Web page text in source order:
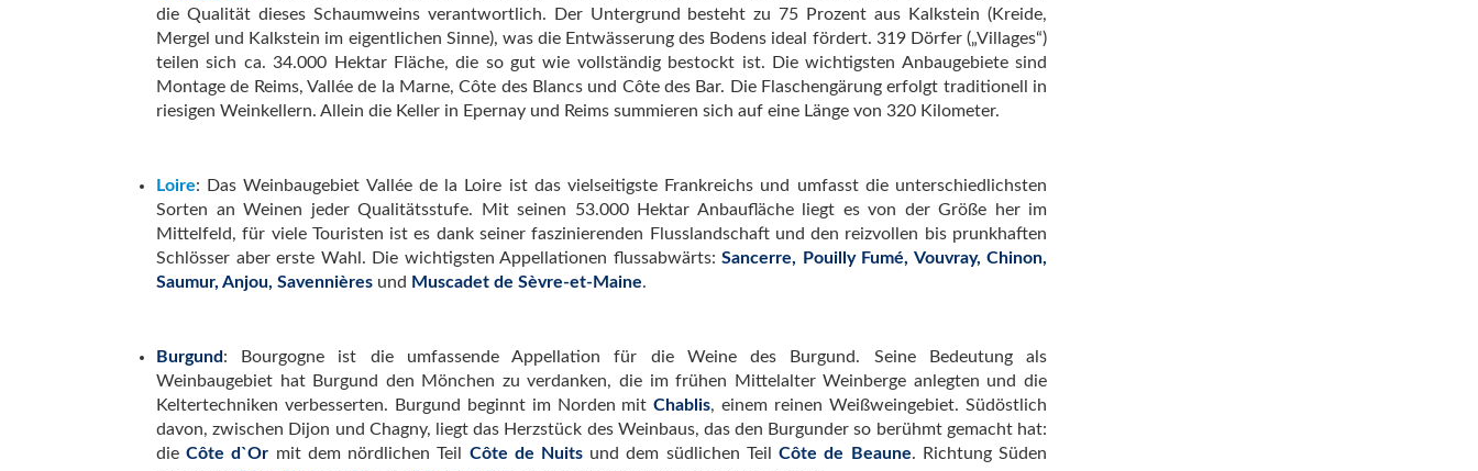
die Qualität dieses Schaumweins verantwortlich. Der Untergrund besteht zu 75 Prozent aus Kalkstein (Kreide,
Mergel und Kalkstein im eigentlichen Sinne), was die Entwässerung des Bodens ideal fördert. 319 Dörfer („Villages“)
teilen sich ca. 34.000 Hektar Fläche, die so gut wie vollständig bestockt ist. Die wichtigsten Anbaugebiete sind
Montage de Reims, Vallée de la Marne, Côte des Blancs und Côte des Bar. Die Flaschengärung erfolgt traditionell in
riesigen Weinkellern. Allein die Keller in Epernay und Reims summieren sich auf eine Länge von 320 Kilometer.
Loire: Das Weinbaugebiet Vallée de la Loire ist das vielseitigste Frankreichs und umfasst die unterschiedlichsten
Sorten an Weinen jeder Qualitätsstufe. Mit seinen 53.000 Hektar Anbaufläche liegt es von der Größe her im
Mittelfeld, für viele Touristen ist es dank seiner faszinierenden Flusslandschaft und den reizvollen bis prunkhaften
Schlösser aber erste Wahl. Die wichtigsten Appellationen flussabwärts: Sancerre, Pouilly Fumé, Vouvray, Chinon,
Saumur, Anjou, Savennières und Muscadet de Sèvre-et-Maine.
Burgund: Bourgogne ist die umfassende Appellation für die Weine des Burgund. Seine Bedeutung als
Weinbaugebiet hat Burgund den Mönchen zu verdanken, die im frühen Mittelalter Weinberge anlegten und die
Keltertechniken verbesserten. Burgund beginnt im Norden mitChablis, einem reinen Weißweingebiet. Südöstlich
davon, zwischen Dijon und Chagny, liegt das Herzstück des Weinbaus, das den Burgunder so berühmt gemacht hat:
dieCôte d`Or mit dem nördlichen Teil Côte de Nuits und dem südlichen TeilCôte de Beaune. Richtung Süden